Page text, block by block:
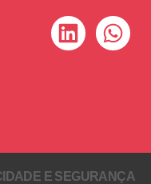
E SEGURANÇA